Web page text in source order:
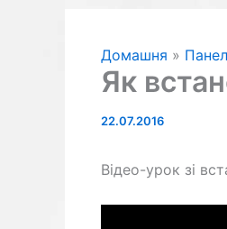
Домашня
Як
22.07.2016
Відео-урок зі